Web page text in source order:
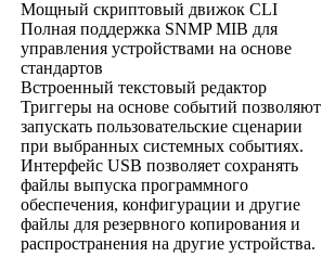
Мощный скриптовый движок CLI
Полная поддержка SNMP MIB для
управления устройствами на основе
стандартов
Встроенный текстовый редактор
Триггеры на основе событий позволяют
запускать пользовательские сценарии
при выбранных системных событиях.
Интерфейс USB позволяет сохранять
файлы выпуска программного
обеспечения, конфигурации и другие
файлы для резервного копирования и
распространения на другие устройства.